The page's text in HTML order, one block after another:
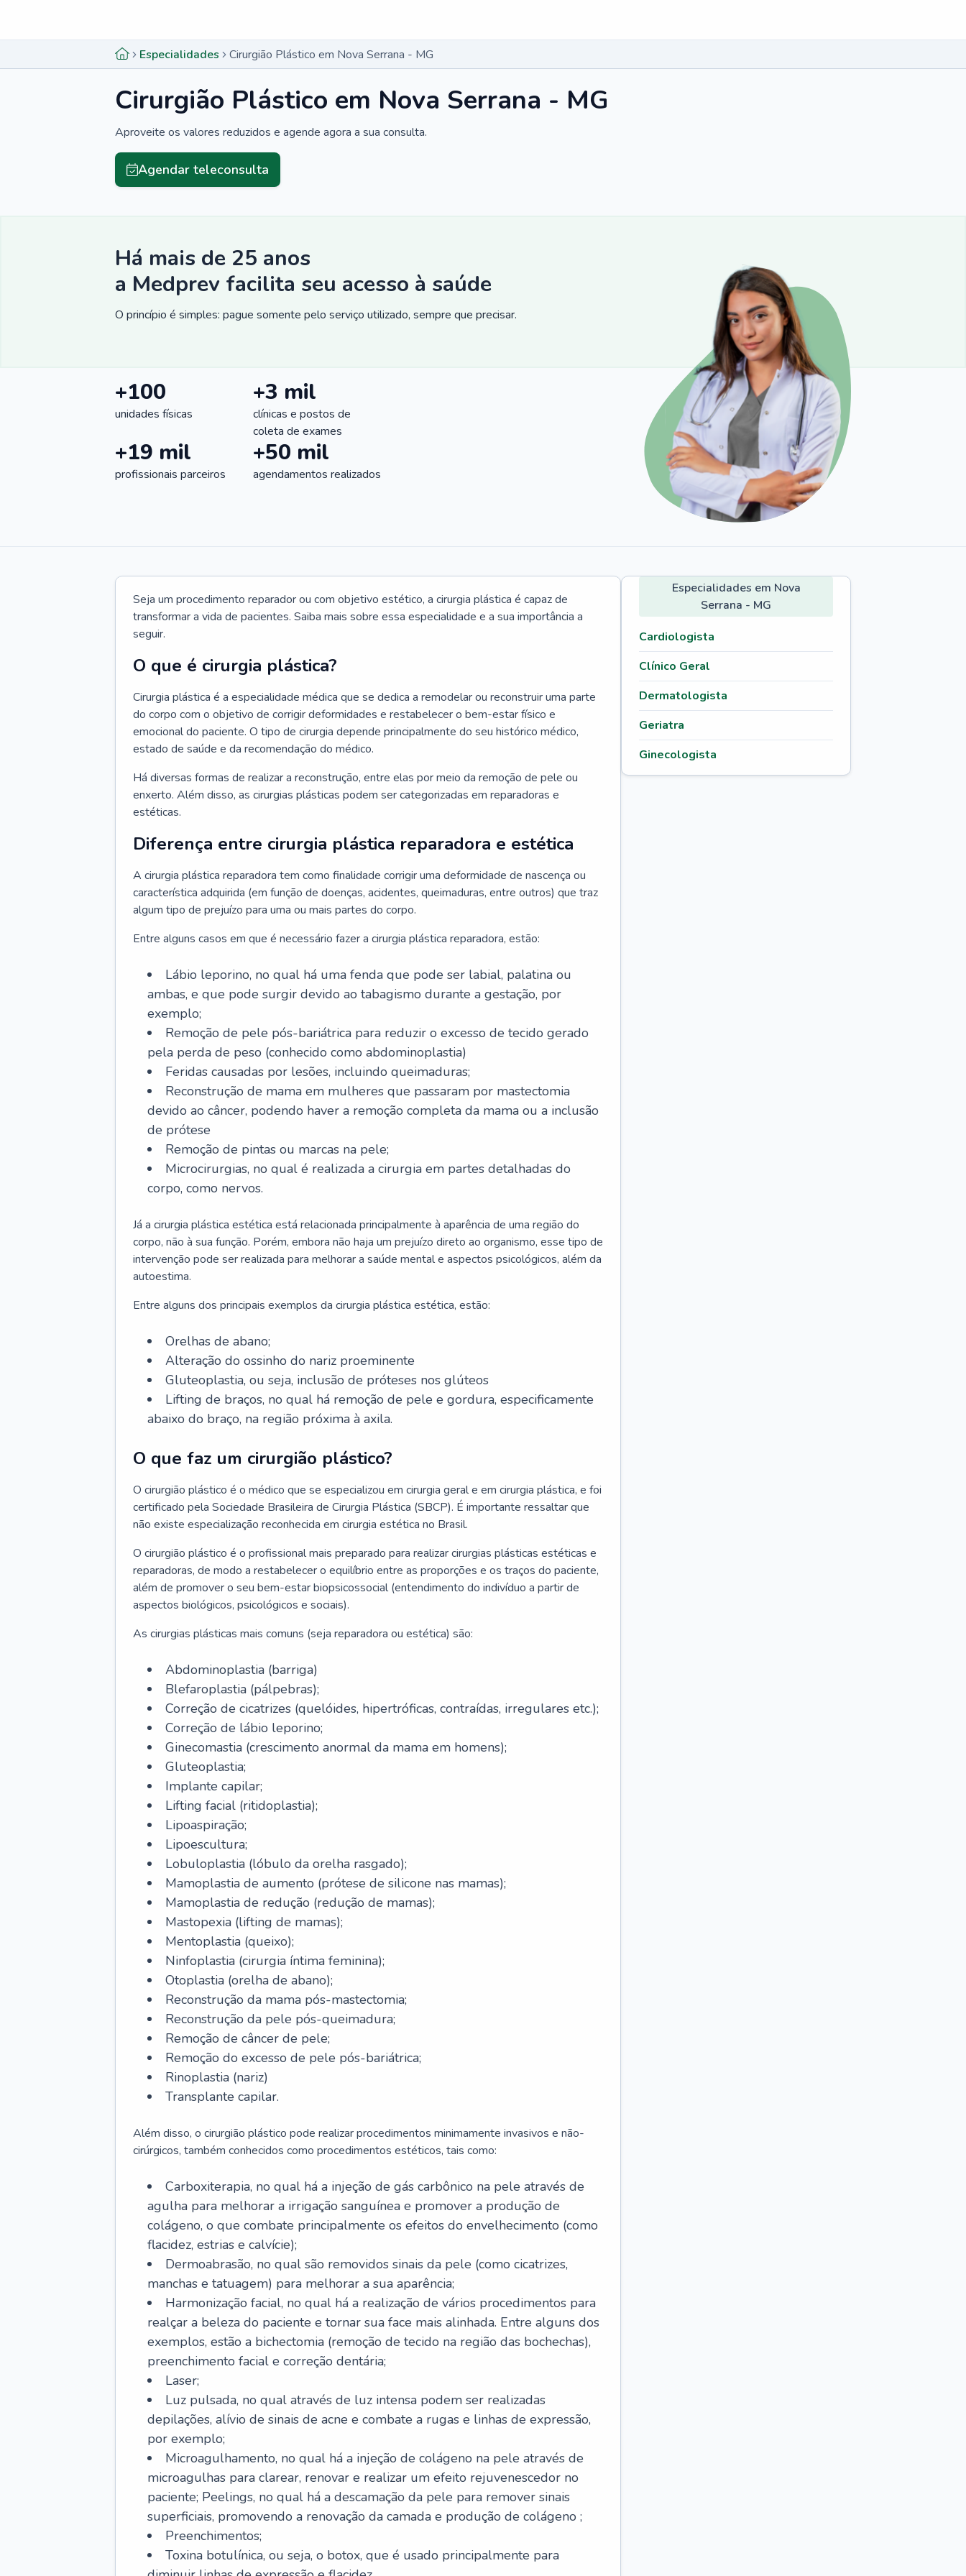
Especialidades Cirurgião Plástico em Nova Serrana - MG
Cirurgião Plástico em Nova Serrana - MG
Aproveite os valores reduzidos e agende agora a sua consulta.
Agendar teleconsulta
Há mais de 25 anos
a Medprev facilita seu acesso à saúde
O princípio é simples: pague somente pelo serviço utilizado, sempre que precisar.
+100
unidades físicas
+3 mil
clínicas e postos de
coleta de exames
+19 mil
profissionais parceiros
+50 mil
agendamentos realizados
Seja um procedimento reparador ou com objetivo estético, a cirurgia plástica é capaz de
transformar a vida de pacientes. Saiba mais sobre essa especialidade e a sua importância a
seguir.
O que é cirurgia plástica?
Cirurgia plástica é a especialidade médica que se dedica a remodelar ou reconstruir uma parte
do corpo com o objetivo de corrigir deformidades e restabelecer o bem-estar físico e
emocional do paciente. O tipo de cirurgia depende principalmente do seu histórico médico,
estado de saúde e da recomendação do médico.
Há diversas formas de realizar a reconstrução, entre elas por meio da remoção de pele ou
enxerto. Além disso, as cirurgias plásticas podem ser categorizadas em reparadoras e
estéticas.
Diferença entre cirurgia plástica reparadora e estética
A cirurgia plástica reparadora tem como finalidade corrigir uma deformidade de nascença ou
característica adquirida (em função de doenças, acidentes, queimaduras, entre outros) que traz
algum tipo de prejuízo para uma ou mais partes do corpo.
Entre alguns casos em que é necessário fazer a cirurgia plástica reparadora, estão:
Lábio leporino, no qual há uma fenda que pode ser labial, palatina ou
ambas, e que pode surgir devido ao tabagismo durante a gestação, por
exemplo;
Remoção de pele pós-bariátrica para reduzir o excesso de tecido gerado
pela perda de peso (conhecido como abdominoplastia)
Feridas causadas por lesões, incluindo queimaduras;
Reconstrução de mama em mulheres que passaram por mastectomia
devido ao câncer, podendo haver a remoção completa da mama ou a inclusão
de prótese
Remoção de pintas ou marcas na pele;
Microcirurgias, no qual é realizada a cirurgia em partes detalhadas do
corpo, como nervos.
Já a cirurgia plástica estética está relacionada principalmente à aparência de uma região do
corpo, não à sua função. Porém, embora não haja um prejuízo direto ao organismo, esse tipo de
intervenção pode ser realizada para melhorar a saúde mental e aspectos psicológicos, além da
autoestima.
Entre alguns dos principais exemplos da cirurgia plástica estética, estão:
Orelhas de abano;
Alteração do ossinho do nariz proeminente
Gluteoplastia, ou seja, inclusão de próteses nos glúteos
Lifting de braços, no qual há remoção de pele e gordura, especificamente
abaixo do braço, na região próxima à axila.
O que faz um cirurgião plástico?
O cirurgião plástico é o médico que se especializou em cirurgia geral e em cirurgia plástica, e foi
certificado pela Sociedade Brasileira de Cirurgia Plástica (SBCP). É importante ressaltar que
não existe especialização reconhecida em cirurgia estética no Brasil.
O cirurgião plástico é o profissional mais preparado para realizar cirurgias plásticas estéticas e
reparadoras, de modo a restabelecer o equilíbrio entre as proporções e os traços do paciente,
além de promover o seu bem-estar biopsicossocial (entendimento do indivíduo a partir de
aspectos biológicos, psicológicos e sociais).
As cirurgias plásticas mais comuns (seja reparadora ou estética) são:
Abdominoplastia (barriga)
Blefaroplastia (pálpebras);
Correção de cicatrizes (quelóides, hipertróficas, contraídas, irregulares etc.);
Correção de lábio leporino;
Ginecomastia (crescimento anormal da mama em homens);
Gluteoplastia;
Implante capilar;
Lifting facial (ritidoplastia);
Lipoaspiração;
Lipoescultura;
Lobuloplastia (lóbulo da orelha rasgado);
Mamoplastia de aumento (prótese de silicone nas mamas);
Mamoplastia de redução (redução de mamas);
Mastopexia (lifting de mamas);
Mentoplastia (queixo);
Ninfoplastia (cirurgia íntima feminina);
Otoplastia (orelha de abano);
Reconstrução da mama pós-mastectomia;
Reconstrução da pele pós-queimadura;
Remoção de câncer de pele;
Remoção do excesso de pele pós-bariátrica;
Rinoplastia (nariz)
Transplante capilar.
Além disso, o cirurgião plástico pode realizar procedimentos minimamente invasivos e não-
cirúrgicos, também conhecidos como procedimentos estéticos, tais como:
Carboxiterapia, no qual há a injeção de gás carbônico na pele através de
agulha para melhorar a irrigação sanguínea e promover a produção de
colágeno, o que combate principalmente os efeitos do envelhecimento (como
flacidez, estrias e calvície);
Dermoabrasão, no qual são removidos sinais da pele (como cicatrizes,
manchas e tatuagem) para melhorar a sua aparência;
Harmonização facial, no qual há a realização de vários procedimentos para
realçar a beleza do paciente e tornar sua face mais alinhada. Entre alguns dos
exemplos, estão a bichectomia (remoção de tecido na região das bochechas),
preenchimento facial e correção dentária;
Laser;
Luz pulsada, no qual através de luz intensa podem ser realizadas
depilações, alívio de sinais de acne e combate a rugas e linhas de expressão,
por exemplo;
Microagulhamento, no qual há a injeção de colágeno na pele através de
microagulhas para clarear, renovar e realizar um efeito rejuvenescedor no
paciente; Peelings, no qual há a descamação da pele para remover sinais
superficiais, promovendo a renovação da camada e produção de colágeno ;
Preenchimentos;
Toxina botulínica, ou seja, o botox, que é usado principalmente para
Especialidades em Nova
Serrana - MG
Cardiologista
Clínico Geral
Dermatologista
Geriatra
Ginecologista